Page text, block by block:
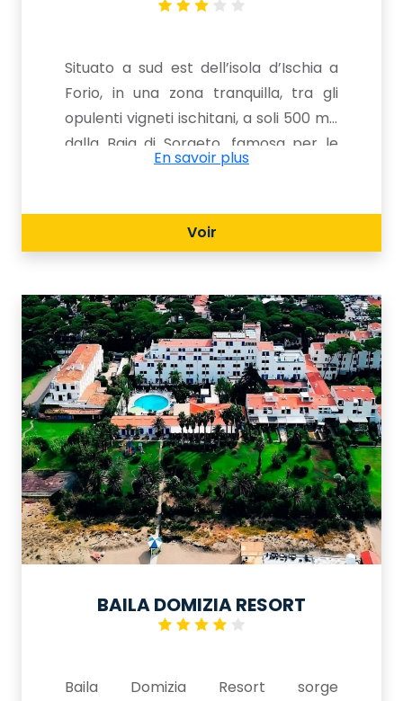
Situato a sud est dell’isola d’Ischia a
Forio, in una zona tranquilla, tra gli
opulenti vigneti ischitani, a soli 500 mt.
dalla Baia di Sorgeto, famosa per le
sue vasche naturali d’acqua termale
possibilità di fare il bagno anche nei
periodi meno caldi. Questo bellissimo
vegetazione ricca di piante grasse,
buganvillee ed una splendida flora
mediterranea. Un vero e proprio
villaggio che offre servizi quali
animazione per adulti, ampi spazi
ricreativi e ottima cucina, animazione
per bambini e non solo, e' un albergo
consigliabile ad una vacanza sia per
famiglie che per giovani.
En savoir plus
Voir
BAILA DOMIZIA RESORT
Baila Domizia Resort sorge